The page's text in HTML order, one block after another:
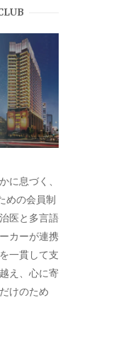
に息づく、
めの会員制
医と多言語
カーが連携
一貫して支
え、心に寄
けのため